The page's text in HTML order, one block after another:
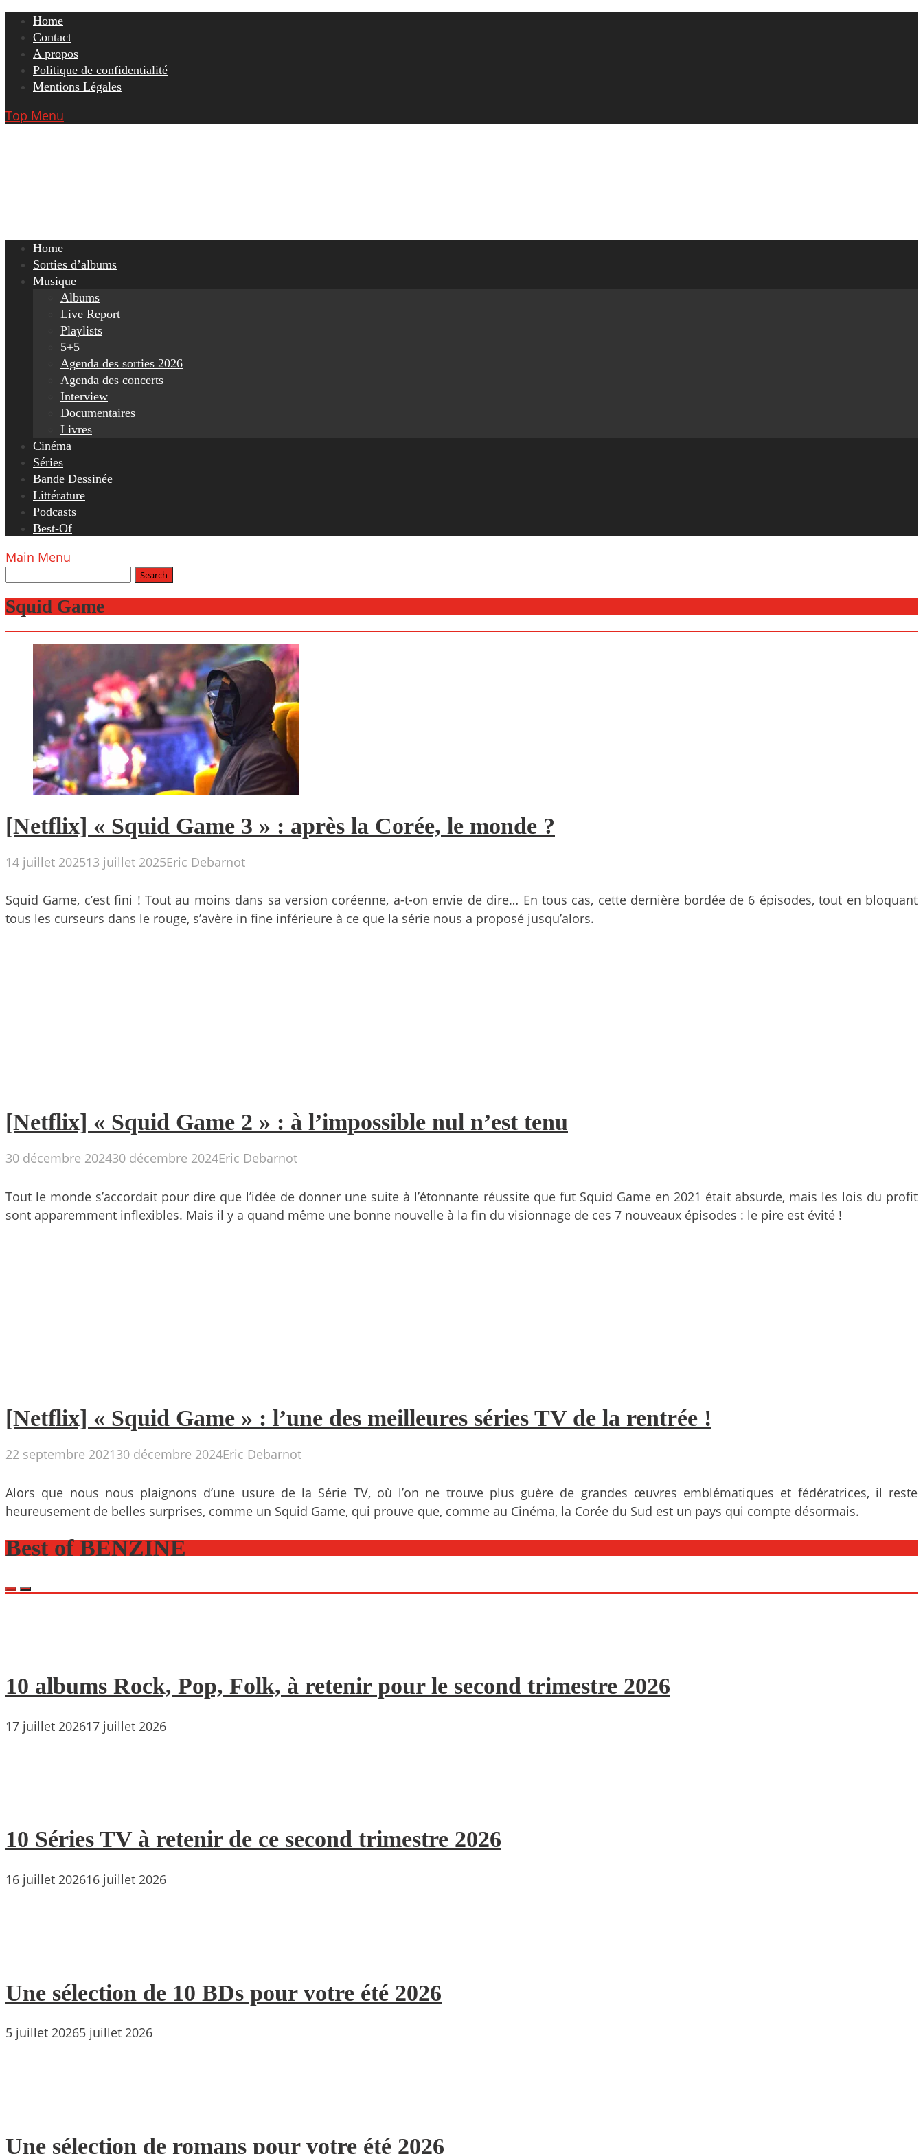
Skip
content
Home
Contact
A propos
Politique de confidentialité
Mentions Légales
Top Menu
Home
Sorties d’albums
Musique
Albums
Live Report
Playlists
5+5
Agenda des sorties 2026
Agenda des concerts
Interview
Documentaires
Livres
Cinéma
Séries
Bande Dessinée
Littérature
Podcasts
Best-Of
Main Menu
Squid Game
[Netflix] « Squid Game 3 » : après la Corée, le monde ?
14 juillet 202513 juillet 2025Eric Debarnot
Squid Game, c’est fini ! Tout au moins dans sa version coréenne, a-t-on envie de dire… En tous cas, cette dernière bordée de 6 épisodes, tout en bloquant
tous les curseurs dans le rouge, s’avère in fine inférieure à ce que la série nous a proposé jusqu’alors.
[Netflix] « Squid Game 2 » : à l’impossible nul n’est tenu
30 décembre 202430 décembre 2024Eric Debarnot
Tout le monde s’accordait pour dire que l’idée de donner une suite à l’étonnante réussite que fut Squid Game en 2021 était absurde, mais les lois du profit
sont apparemment inflexibles. Mais il y a quand même une bonne nouvelle à la fin du visionnage de ces 7 nouveaux épisodes : le pire est évité !
[Netflix] « Squid Game » : l’une des meilleures séries TV de la rentrée !
22 septembre 202130 décembre 2024Eric Debarnot
Alors que nous nous plaignons d’une usure de la Série TV, où l’on ne trouve plus guère de grandes œuvres emblématiques et fédératrices, il reste
heureusement de belles surprises, comme un Squid Game, qui prouve que, comme au Cinéma, la Corée du Sud est un pays qui compte désormais.
Best of BENZINE
10 albums Rock, Pop, Folk, à retenir pour le second trimestre 2026
17 juillet 202617 juillet 2026
10 Séries TV à retenir de ce second trimestre 2026
16 juillet 202616 juillet 2026
Une sélection de 10 BDs pour votre été 2026
5 juillet 20265 juillet 2026
Une sélection de romans pour votre été 2026